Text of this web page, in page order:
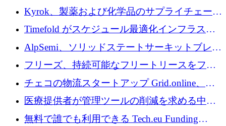
を拡張するために 1,750 万ユーロを投資
Kyrok、製薬および化学品のサプライチェーン
に AI を導入するために 310 万ユーロを確保
Timefold がスケジュール最適化インフラスト
ラクチャを拡張するためにシリーズ A で
1,300 万ドルを調達
AlpSemi、ソリッドステートサーキットブレー
カー技術の進歩のために1,700万ユーロを調達
フリーズ、持続可能なフリートリースをフラ
ンス全土に拡大するために1,300万ユーロを確
保
チェコの物流スタートアップ Grid.online、配
送量が 1 年で 10 倍に増加し、400 万ユーロの
医療提供者が管理ツールの削減を求める中、
a16z が Prosper AI を 3,000 万ドルで支援
無料で誰でも利用できる Tech.eu Funding